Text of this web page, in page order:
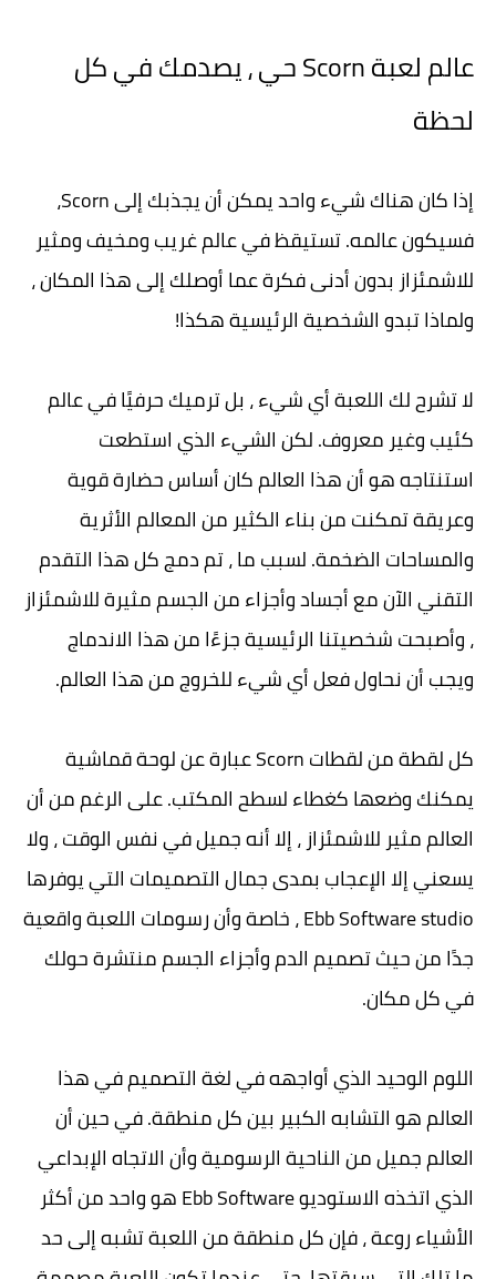
عالم لعبة Scorn حي ، يصدمك في كل
لحظة
إذا كان هناك شيء واحد يمكن أن يجذبك إلى Scorn،
فسيكون عالمه. تستيقظ في عالم غريب ومخيف ومثير
للاشمئزاز بدون أدنى فكرة عما أوصلك إلى هذا المكان ،
ولماذا تبدو الشخصية الرئيسية هكذا!
لا تشرح لك اللعبة أي شيء ، بل ترميك حرفيًا في عالم
كئيب وغير معروف. لكن الشيء الذي استطعت
استنتاجه هو أن هذا العالم كان أساس حضارة قوية
وعريقة تمكنت من بناء الكثير من المعالم الأثرية
والمساحات الضخمة. لسبب ما ، تم دمج كل هذا التقدم
التقني الآن مع أجساد وأجزاء من الجسم مثيرة للاشمئزاز
، وأصبحت شخصيتنا الرئيسية جزءًا من هذا الاندماج
ويجب أن نحاول فعل أي شيء للخروج من هذا العالم.
كل لقطة من لقطات Scorn عبارة عن لوحة قماشية
يمكنك وضعها كغطاء لسطح المكتب. على الرغم من أن
العالم مثير للاشمئزاز ، إلا أنه جميل في نفس الوقت ، ولا
يسعني إلا الإعجاب بمدى جمال التصميمات التي يوفرها
Ebb Software studio ، خاصة وأن رسومات اللعبة واقعية
جدًا من حيث تصميم الدم وأجزاء الجسم منتشرة حولك
في كل مكان.
اللوم الوحيد الذي أواجهه في لغة التصميم في هذا
العالم هو التشابه الكبير بين كل منطقة. في حين أن
العالم جميل من الناحية الرسومية وأن الاتجاه الإبداعي
الذي اتخذه الاستوديو Ebb Software هو واحد من أكثر
الأشياء روعة ، فإن كل منطقة من اللعبة تشبه إلى حد